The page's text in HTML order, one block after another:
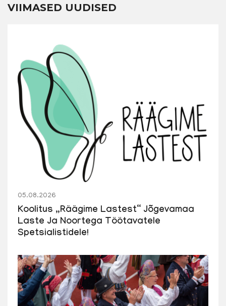
VIIMASED UUDISED
05.08.2026
Koolitus „Räägime Lastest“ Jõgevamaa
Laste Ja Noortega Töötavatele
Spetsialistidele!